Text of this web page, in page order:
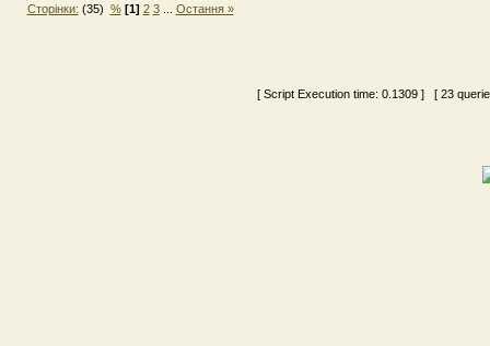
Сторінки: (35) % [1] 2 3... Остання »
[ Script Execution time: 0.1309 ] [ 23